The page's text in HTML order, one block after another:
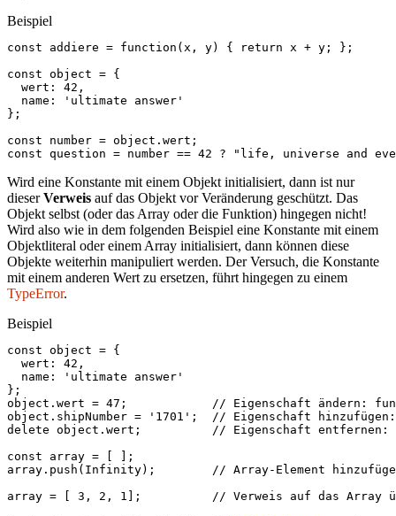
Beispiel
const addiere = function ( x , y) { return x + y ;
};
const object = {
wert : 42 ,
name :
'ultimate answer'
};
const
number = object . wert ;
const question = number == 42 ? "life, universe and
Wird eine Konstante mit einem Objekt initialisiert, dann ist nur
dieserVerweis auf das Objekt vor Veränderung geschützt. Das
Objekt selbst (oder das Array oder die Funktion) hingegen nicht!
Wird also wie in dem folgenden Beispiel eine Konstante mit einem
Objektliteral oder einem Array initialisiert, dann können diese
Objekte weiterhin manipuliert werden. Der Versuch, die Konstante
mit einem anderen Wert zu ersetzen, führt hingegen zu einem
TypeError.
Beispiel
const object = {
wert : 42 ,
name :
'ultimate answer'
};
object . wert = 47 ;
// Eigenschaft ändern:
object . shipNumber = '1701' ;
// Eigenschaft
delete object . wert ;
// Eigenschaft
const
array =
];
array . push ( Infinity);
// Array-Element
array = 3 , 2 , 1 ]; // Verweis auf das Array